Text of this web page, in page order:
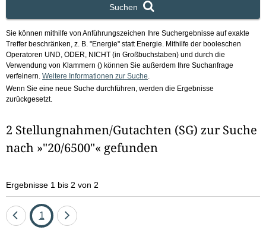
a
m
Suchen
Sie können mithilfe von Anführungszeichen Ihre Suchergebnisse auf exakte
Treffer beschränken, z. B. "Energie" statt Energie. Mithilfe der booleschen
Operatoren UND, ODER, NICHT (in Großbuchstaben) und durch die
Verwendung von Klammern () können Sie außerdem Ihre Suchanfrage
verfeinern. Weitere Informationen zur Suche
Wenn Sie eine neue Suche durchführen, werden die Ergebnisse
zurückgesetzt.
2 Stellungnahmen/Gutachten (SG) zur Suche
nach »"20/6500"« gefunden
Ergebnisse 1 bis 2 von 2
EineSeite
1
Eine